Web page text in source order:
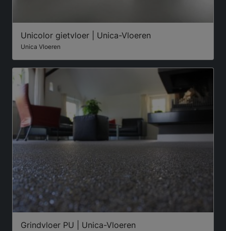
Unicolor gietvloer | Unica-Vloeren
Unica Vloeren
Grindvloer PU | Unica-Vloeren